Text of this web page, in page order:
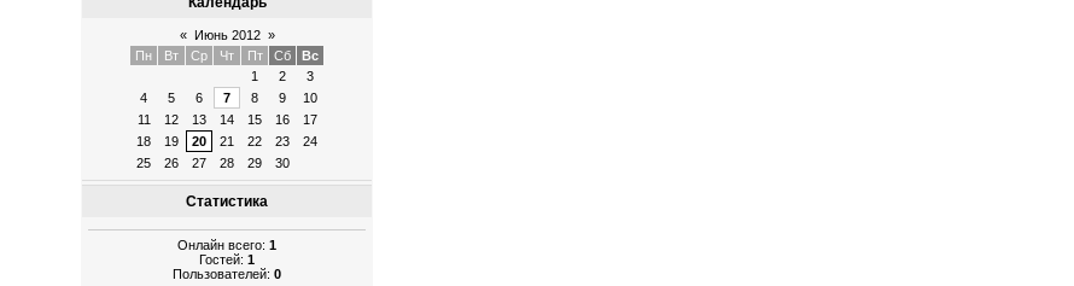
« Июнь 2012 »
Пн
Вт Ср Чт Пт Сб
Вс
1
2
3
4
5 6 7 8 9
10
11
12 13 14 15 16
17
18
19 20 21 22 23
24
25
26 27 28 29 30
Статистика
Онлайн всего:1
Гостей:1
Пользователей:0